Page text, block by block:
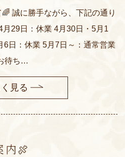
誠に勝手ながら、下記の通り
29日：休業 4月30日・5月1
6日：休業 5月7日～：通常営業
待ち…
見る
内🍖